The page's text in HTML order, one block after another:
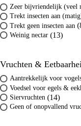
Zeer bijvriendelijk (veel
Trekt insecten aan
Trekt geen insecten aan
Weinig nectar (13)
Vruchten &
Aantrekkelijk voor
Voedsel voor egels &
Siervruchten (14)
Geen of onopvallend